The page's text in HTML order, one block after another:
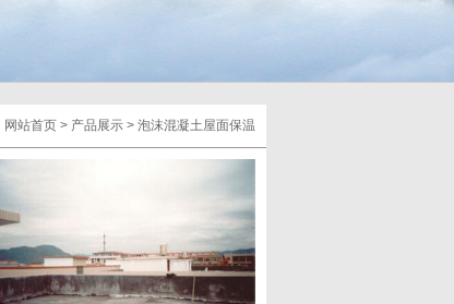
网站首页> 产品展示> 泡沫混凝土屋面保温